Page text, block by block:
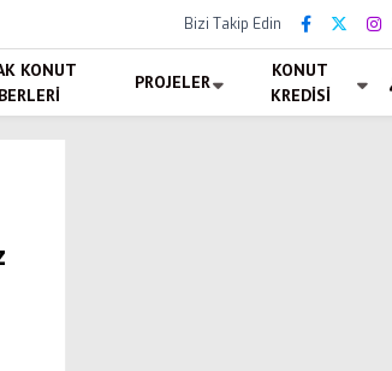
Bizi Takip Edin
KONUT
PROJELER
KONUT
KREDISI